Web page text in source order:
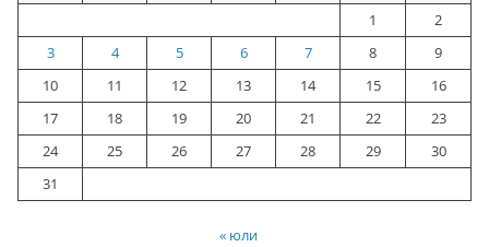
1
2
3
4 5 6 7 8
9
10
11 12 13 14 15
16
17
18 19 20 21 22
23
24
25 26 27 28 29
30
31
« юли